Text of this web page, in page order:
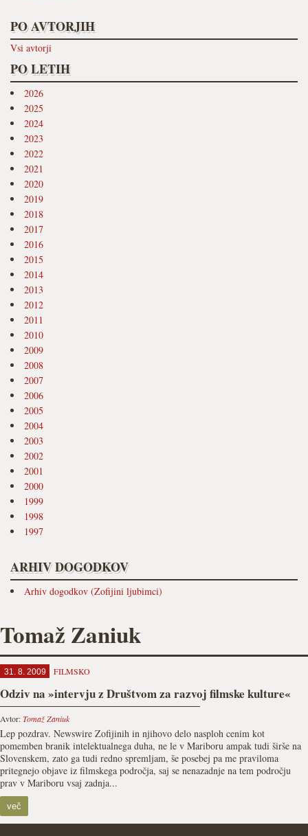
PO AVTORJIH
Vsi avtorji
PO LETIH
2026
2025
2024
2023
2022
2021
2020
2019
2018
2017
2016
2015
2014
2013
2012
2011
2010
2009
2008
2007
2006
2005
2004
2003
2002
2001
2000
1999
1998
1997
ARHIV DOGODKOV
Arhiv dogodkov (Zofijini ljubimci)
Tomaž Zaniuk
31. 8. 2009 FILMSKO
Odziv na »intervju z Društvom za razvoj filmske kulture«
Avtor:Tomaž Zaniuk
Lep pozdrav. Newswire Zofijinih in njihovo delo nasploh cenim kot
pomemben branik intelektualnega duha, ne le v Mariboru ampak tudi širše na
Slovenskem, zato ga tudi redno spremljam, še posebej pa me praviloma
pritegnejo objave iz filmskega področja, saj se nenazadnje na tem področju
prav v Mariboru vsaj zadnja...
več